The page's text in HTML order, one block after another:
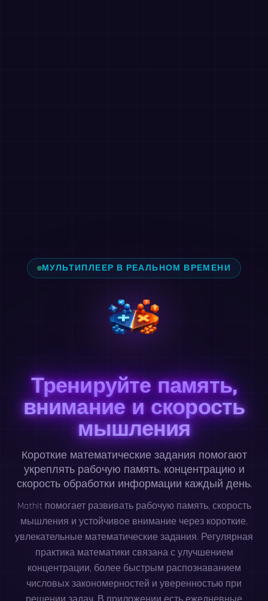
МУЛЬТИПЛЕЕР В РЕАЛЬНОМ ВРЕМЕНИ
Тренируйте память,
внимание и скорость
мышления
Короткие математические задания помогают
укреплять рабочую память, концентрацию и
скорость обработки информации каждый день.
MathIt помогает развивать рабочую память, скорость
мышления и устойчивое внимание через короткие,
увлекательные математические задания. Регулярная
практика математики связана с улучшением
концентрации, более быстрым распознаванием
числовых закономерностей и уверенностью при